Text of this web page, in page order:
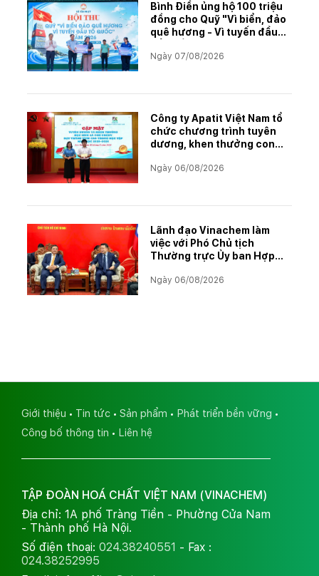
Bình Điền ủng hộ 100 triệu
đồng cho Quỹ "Vì biển, đảo
quê hương - Vì tuyến đầu
Ngày 07/08/2026
Công ty Apatit Việt Nam tổ
chức chương trình tuyên
dương, khen thưởng con
học tập xuất sắc năm học
Ngày 06/08/2026
Lãnh đạo Vinachem làm
việc với Phó Chủ tịch
Thường trực Ủy ban Hợp
đẩy triển khai Dự án Kali
Ngày 06/08/2026
Giới thiệu Tin tức Sản phẩm
Phát triển bền vững
Công bố thông tin
Liên hệ
TẬP ĐOÀN HOÁ CHẤT VIỆT NAM (VINACHEM)
Địa chỉ: 1A phố Tràng Tiền - Phường Cửa Nam
- Thành phố Hà Nội.
Số điện thoại: 024.38240551 - Fax :
024.38252995